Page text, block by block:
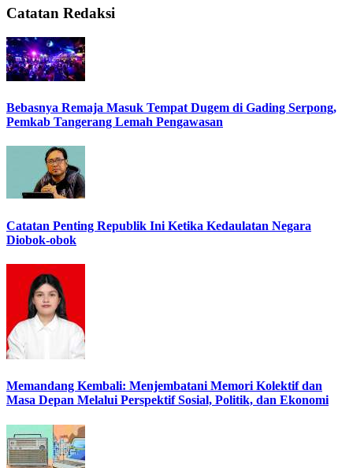
Catatan Redaksi
Bebasnya Remaja Masuk Tempat Dugem di Gading Serpong,
Pemkab Tangerang Lemah Pengawasan
Catatan Penting Republik Ini Ketika Kedaulatan Negara
Diobok-obok
Memandang Kembali: Menjembatani Memori Kolektif dan
Masa Depan Melalui Perspektif Sosial, Politik, dan Ekonomi